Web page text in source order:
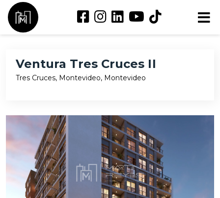
Ventura Tres Cruces II
Tres Cruces, Montevideo, Montevideo